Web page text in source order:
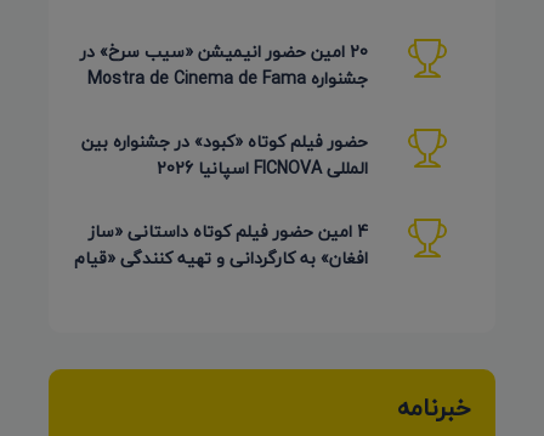
20 امین حضور انیمیشن «سیب سرخ» در
جشنواره Mostra de Cinema de Fama
حضور فیلم کوتاه «کبود» در جشنواره بین
المللی FICNOVA اسپانیا 2026
4 امین حضور فیلم کوتاه داستانی «ساز
افغان» به کارگردانی و تهیه کنندگی «قیام
خبرنامه